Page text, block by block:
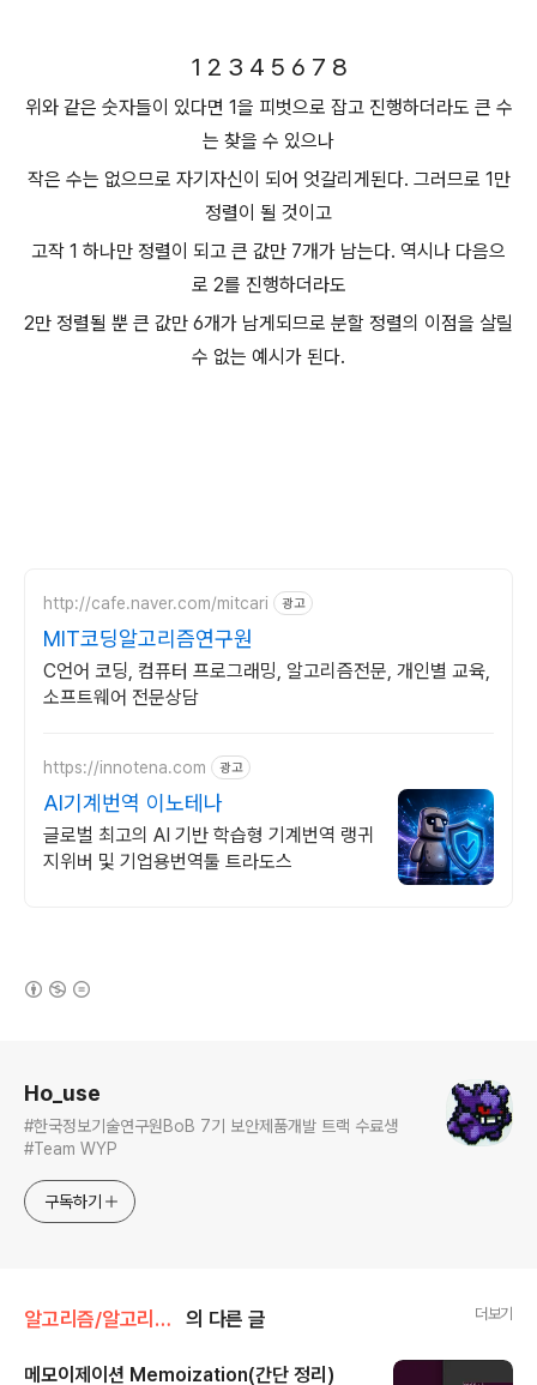
1 2 3 4 5 6 7 8
위와 같은 숫자들이 있다면 1을 피벗으로 잡고 진행하더라도 큰 수
는 찾을 수 있으나
작은 수는 없으므로 자기자신이 되어 엇갈리게된다. 그러므로 1만
정렬이 될 것이고
고작 1 하나만 정렬이 되고 큰 값만 7개가 남는다. 역시나 다음으
로 2를 진행하더라도
2만 정렬될 뿐 큰 값만 6개가 남게되므로 분할 정렬의 이점을 살릴
수 없는 예시가 된다.
http://cafe.naver.com/mitcari 광고
MIT코딩알고리즘연구원
C언어 코딩, 컴퓨터 프로그래밍, 알고리즘전문, 개인별 교육,
소프트웨어 전문상담
https://innotena.com 광고
AI기계번역 이노테나
글로벌 최고의 AI 기반 학습형 기계번역 랭귀
지위버 및 기업용번역툴 트라도스
Ho_use
#한국정보기술연구원BoB 7기 보안제품개발 트랙 수료생
#Team WYP
구독하기
알고리즘/알고리즘 개념 및 정리 의 다른 글 더보기
메모이제이션 Memoization(간단 정리)